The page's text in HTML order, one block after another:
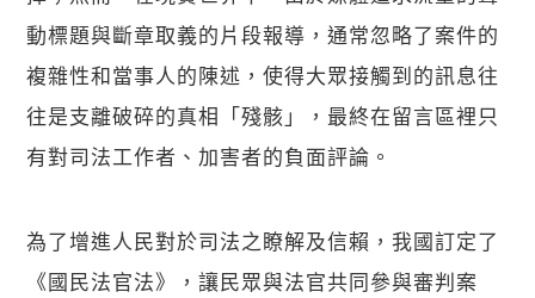
動標題與斷章取義的片段報導，通常忽略了案件的
複雜性和當事人的陳述，使得大眾接觸到的訊息往
往是支離破碎的真相「殘骸」，最終在留言區裡只
有對司法工作者、加害者的負面評論。
為了增進人民對於司法之瞭解及信賴，我國訂定了
《國民法官法》，讓民眾與法官共同參與審判案